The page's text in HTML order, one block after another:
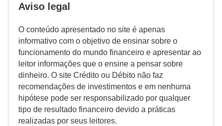
Aviso legal
O conteúdo apresentado no site é apenas
informativo com o objetivo de ensinar sobre o
funcionamento do mundo financeiro e apresentar ao
leitor informações que o ensine a pensar sobre
dinheiro. O site Crédito ou Débito não faz
recomendações de investimentos e em nenhuma
hipótese pode ser responsabilizado por qualquer
tipo de resultado financeiro devido a práticas
realizadas por seus leitores.